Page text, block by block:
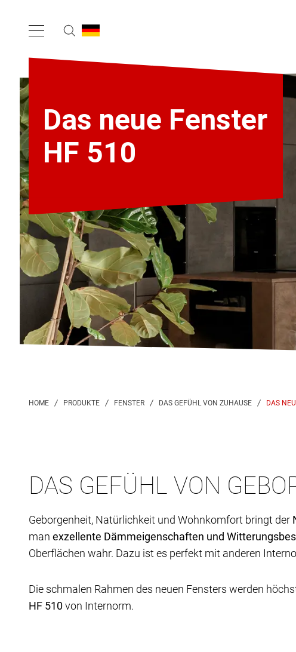
Das neue Fenster
HF 510
DAS
DAS GEFÜHL VON
Geborgenheit, Natürlichkeit und Wohnkomfort bringt der
man exzellente Dämmeigenschaften und
Oberflächen wahr. Dazu ist es perfekt mit anderen
Die schmalen Rahmen des neuen Fensters werden
HF 510von Internorm.